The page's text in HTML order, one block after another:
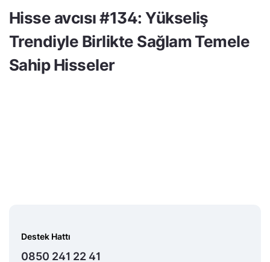
Hisse avcısı #134: Yükseliş
Trendiyle Birlikte Sağlam Temele
Sahip Hisseler
Destek Hattı
0850 241 22 41